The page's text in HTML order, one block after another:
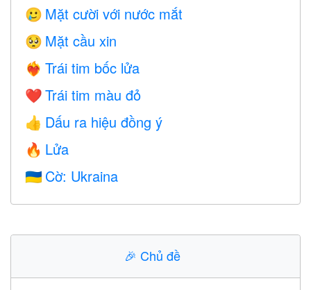
🥲 Mặt cười với nước mắt
🥺 Mặt cầu xin
❤️‍🔥 Trái tim bốc lửa
❤️ Trái tim màu đỏ
👍 Dấu ra hiệu đồng ý
🔥 Lửa
🇺🇦 Cờ: Ukraina
🎉 Chủ đề